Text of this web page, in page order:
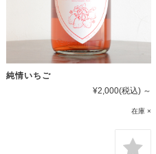
純情いちご
¥2,000(税込) ～
在庫 ×